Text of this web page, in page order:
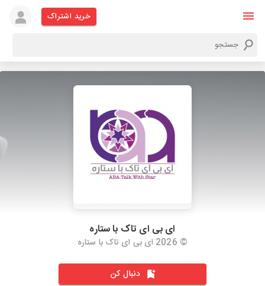
خرید اشتراک
ای بی ای تاک با ستاره
© 2026 ای بی ای تاک با ستاره
دنبال کن